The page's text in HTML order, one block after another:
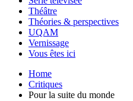
Théâtre
Théories & perspectives
UQAM
Vernissage
Vous êtes ici
Home
Critiques
Pour la suite du monde